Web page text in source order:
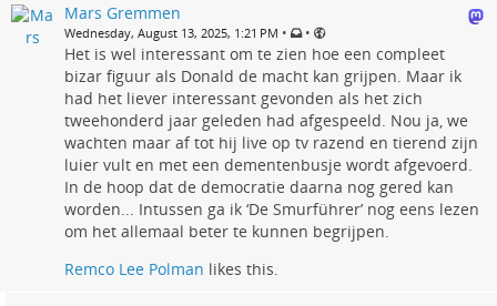
Mars Gremmen
Wednesday, August 13, 2025, 1:21 PM • •
Het is wel interessant om te zien hoe een compleet
bizar figuur als Donald de macht kan grijpen. Maar ik
had het liever interessant gevonden als het zich
tweehonderd jaar geleden had afgespeeld. Nou ja, we
wachten maar af tot hij live op tv razend en tierend zijn
luier vult en met een dementenbusje wordt afgevoerd.
In de hoop dat de democratie daarna nog gered kan
worden... Intussen ga ik ‘De Smurführer’ nog eens lezen
om het allemaal beter te kunnen begrijpen.
Remco Lee Polman likes this.